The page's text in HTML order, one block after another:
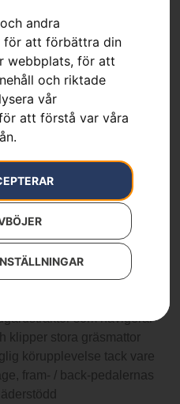
andra
för att förbättra din
webbplats, för att
och riktade
vår
att förstå var våra
112
,Trädgård,Trädgårdstraktorer
som navigerar
klipper stora gräsmattor
körupplevelse tack vare
fram- / back-pedalernas